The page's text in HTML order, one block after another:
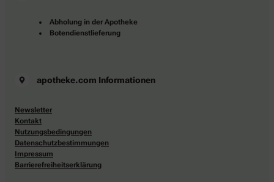
Abholung in der Apotheke
Botendienstlieferung
apotheke.com Informationen
Newsletter
Kontakt
Nutzungsbedingungen
Datenschutzbestimmungen
Impressum
Barrierefreiheitserklärung